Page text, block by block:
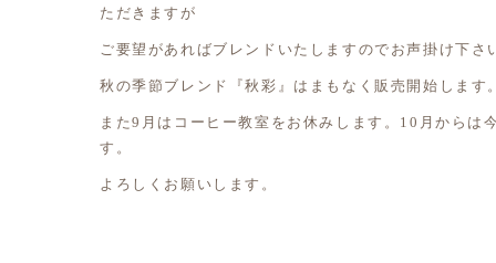
ただきますが
ご要望があればブレンドいたしますのでお声掛け下さ
秋の季節ブレンド『秋彩』はまもなく販売開始します
また9月はコーヒー教室をお休みします。10月からは
す。
よろしくお願いします。